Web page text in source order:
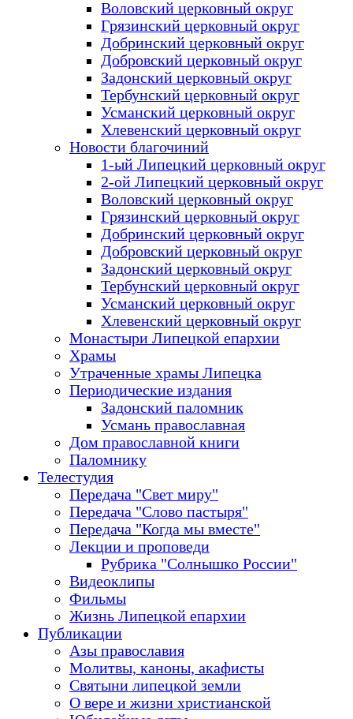
Воловский церковный округ
Грязинский церковный округ
Добринский церковный округ
Добровский церковный округ
Задонский церковный округ
Тербунский церковный округ
Усманский церковный округ
Хлевенский церковный округ
Новости благочиний
1-ый Липецкий церковный округ
2-ой Липецкий церковный округ
Воловский церковный округ
Грязинский церковный округ
Добринский церковный округ
Добровский церковный округ
Задонский церковный округ
Тербунский церковный округ
Усманский церковный округ
Хлевенский церковный округ
Монастыри Липецкой епархии
Храмы
Утраченные храмы Липецка
Периодические издания
Задонский паломник
Усмань православная
Дом православной книги
Паломнику
Телестудия
Передача "Свет миру"
Передача "Слово пастыря"
Передача "Когда мы вместе"
Лекции и проповеди
Рубрика "Солнышко России"
Видеоклипы
Фильмы
Жизнь Липецкой епархии
Публикации
Азы православия
Молитвы, каноны, акафисты
Святыни липецкой земли
О вере и жизни христианской